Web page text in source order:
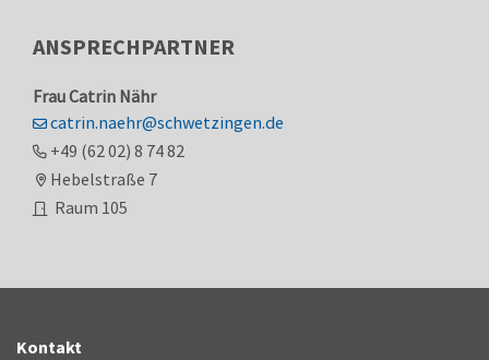
ANSPRECHPARTNER
FrauCatrin Nähr
catrin.naehr@schwetzingen.de
+49 (6202) 8 7482
Hebelstraße 7
Raum 105
Kontakt